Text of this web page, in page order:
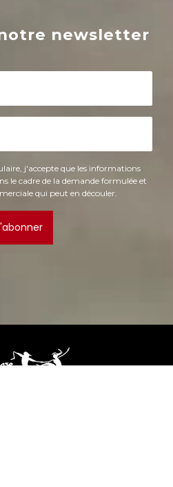
newsletter
j'accepte que les informations
le cadre de la demande formulée et
qui peut en découler.